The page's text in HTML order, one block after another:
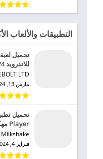
التطبيقات والألعاب
للاندرويد 2024
LTD‏
مارس 13, 2024
Player مهكر للاندرويد 2024
فبراير 4, 2024